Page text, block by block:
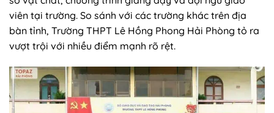
viên tại trường. So sánh với các trường khác trên địa
bàn tỉnh, Trường THPT Lê Hồng Phong Hải Phòng tỏ ra
vượt trội với nhiều điểm mạnh rõ rệt.